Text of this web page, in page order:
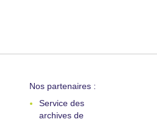
Nos partenaires :
Service des
archives de